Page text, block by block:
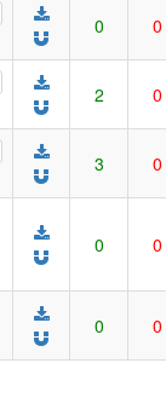
0 0
2 0
3 0
0 0
0 0